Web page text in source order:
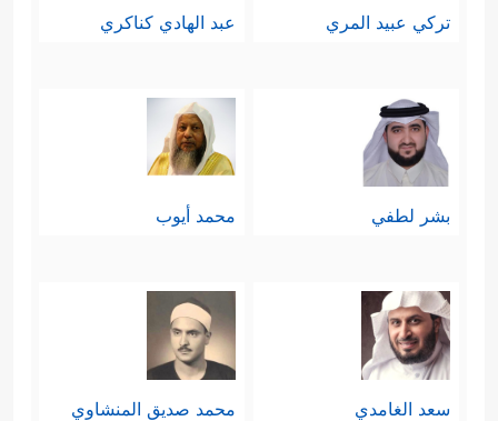
تركي عبيد المري عبد الهادي كناكري
بشر لطفي محمد أيوب
سعد الغامدي محمد صديق المنشاوي